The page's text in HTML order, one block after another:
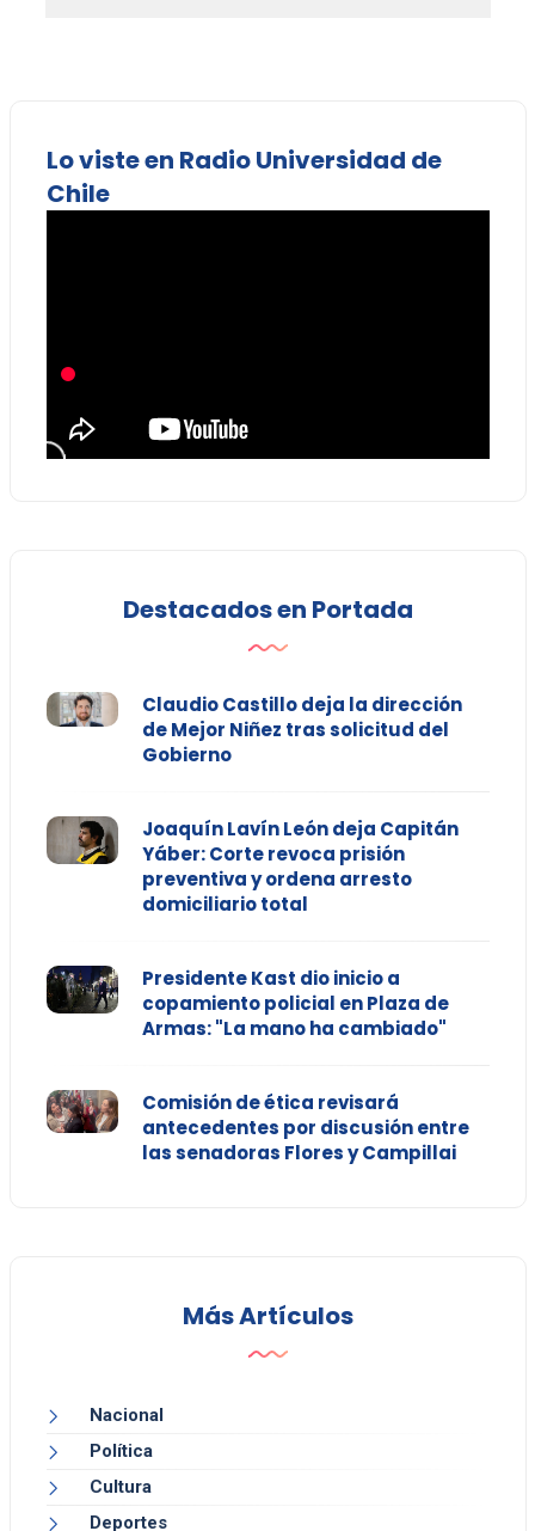
Lo viste en Radio Universidad de
Chile
Destacados en Portada
Claudio Castillo deja la dirección
de Mejor Niñez tras solicitud del
Gobierno
Joaquín Lavín León deja Capitán
Yáber: Corte revoca prisión
preventiva y ordena arresto
domiciliario total
Presidente Kast dio inicio a
copamiento policial en Plaza de
Armas: "La mano ha cambiado"
Comisión de ética revisará
antecedentes por discusión entre
las senadoras Flores y Campillai
Más Artículos
Nacional
Política
Cultura
Deportes